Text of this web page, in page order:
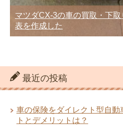
マツダCX-3の車の買取・下
表を作成した
最近の投稿
車の保険をダイレクト型自動
トとデメリットは？